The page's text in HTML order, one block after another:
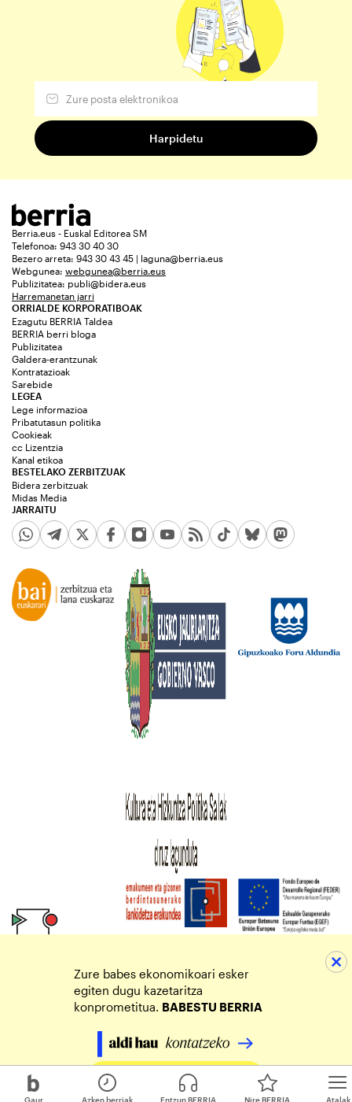
Gaur Atalak
Azken berriak Entzun BERRIA Nire BERRIA
Berria.eus - Euskal Editorea SM
Telefonoa: 943 30 40 30
Bezero arreta: 943 30 43 45 | laguna@berria.eus
Webgunea: webgunea@berria.eus
Publizitatea: publi@bidera.eus
Harremanetan jarri
ORRIALDE KORPORATIBOAK
Ezagutu BERRIA Taldea
BERRIA berri bloga
Publizitatea
Galdera-erantzunak
Kontratazioak
Sarebide
JARRAITU
LEGEA
Lege informazioa
Pribatutasun politika
Cookieak
cc Lizentzia
Kanal etikoa
BESTELAKO ZERBITZUAK
Bidera zerbitzuak
Midas Media
Zure babes ekonomikoari esker
egiten dugu kazetaritza
konprometitua. BABESTU BERRIA
Egin zure ekarpena